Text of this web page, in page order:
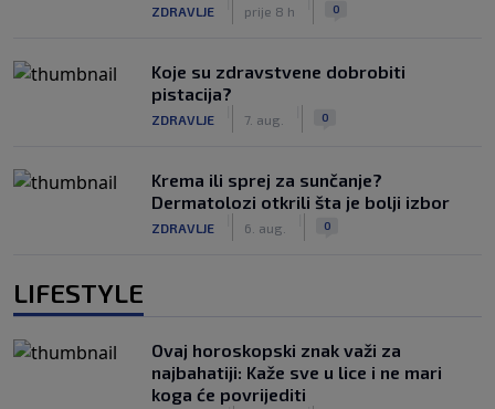
ZDRAVLJE prije 8 h 0
Koje su zdravstvene dobrobiti
pistacija?
ZDRAVLJE 7. aug. 0
Krema ili sprej za sunčanje?
Dermatolozi otkrili šta je bolji izbor
ZDRAVLJE 6. aug. 0
LIFESTYLE
Ovaj horoskopski znak važi za
najbahatiji: Kaže sve u lice i ne mari
koga će povrijediti